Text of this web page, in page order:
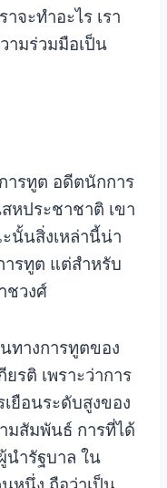
จะทำอะไร เรา
ามร่วมมือเป็น
รทูต อดีตนักการ
หประชาชาติ เขา
นั้นสิ่งเหล่านี้น่า
ารทูต แต่สำหรับ
ชวงศ์
ทางการทูตของ
ยรติ เพราะว่าการ
ยือนระดับสูงของ
มสัมพันธ์ การที่ได้
นำรัฐบาล ใน